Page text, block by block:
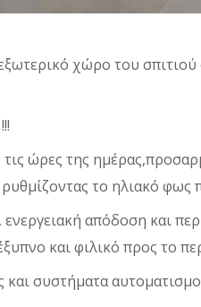
χώρο του
ώρες της
το ηλιακό φως
απόδοση και
και φιλικό προς το
και συστήματα